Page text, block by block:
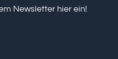
Newsletter hier ein!